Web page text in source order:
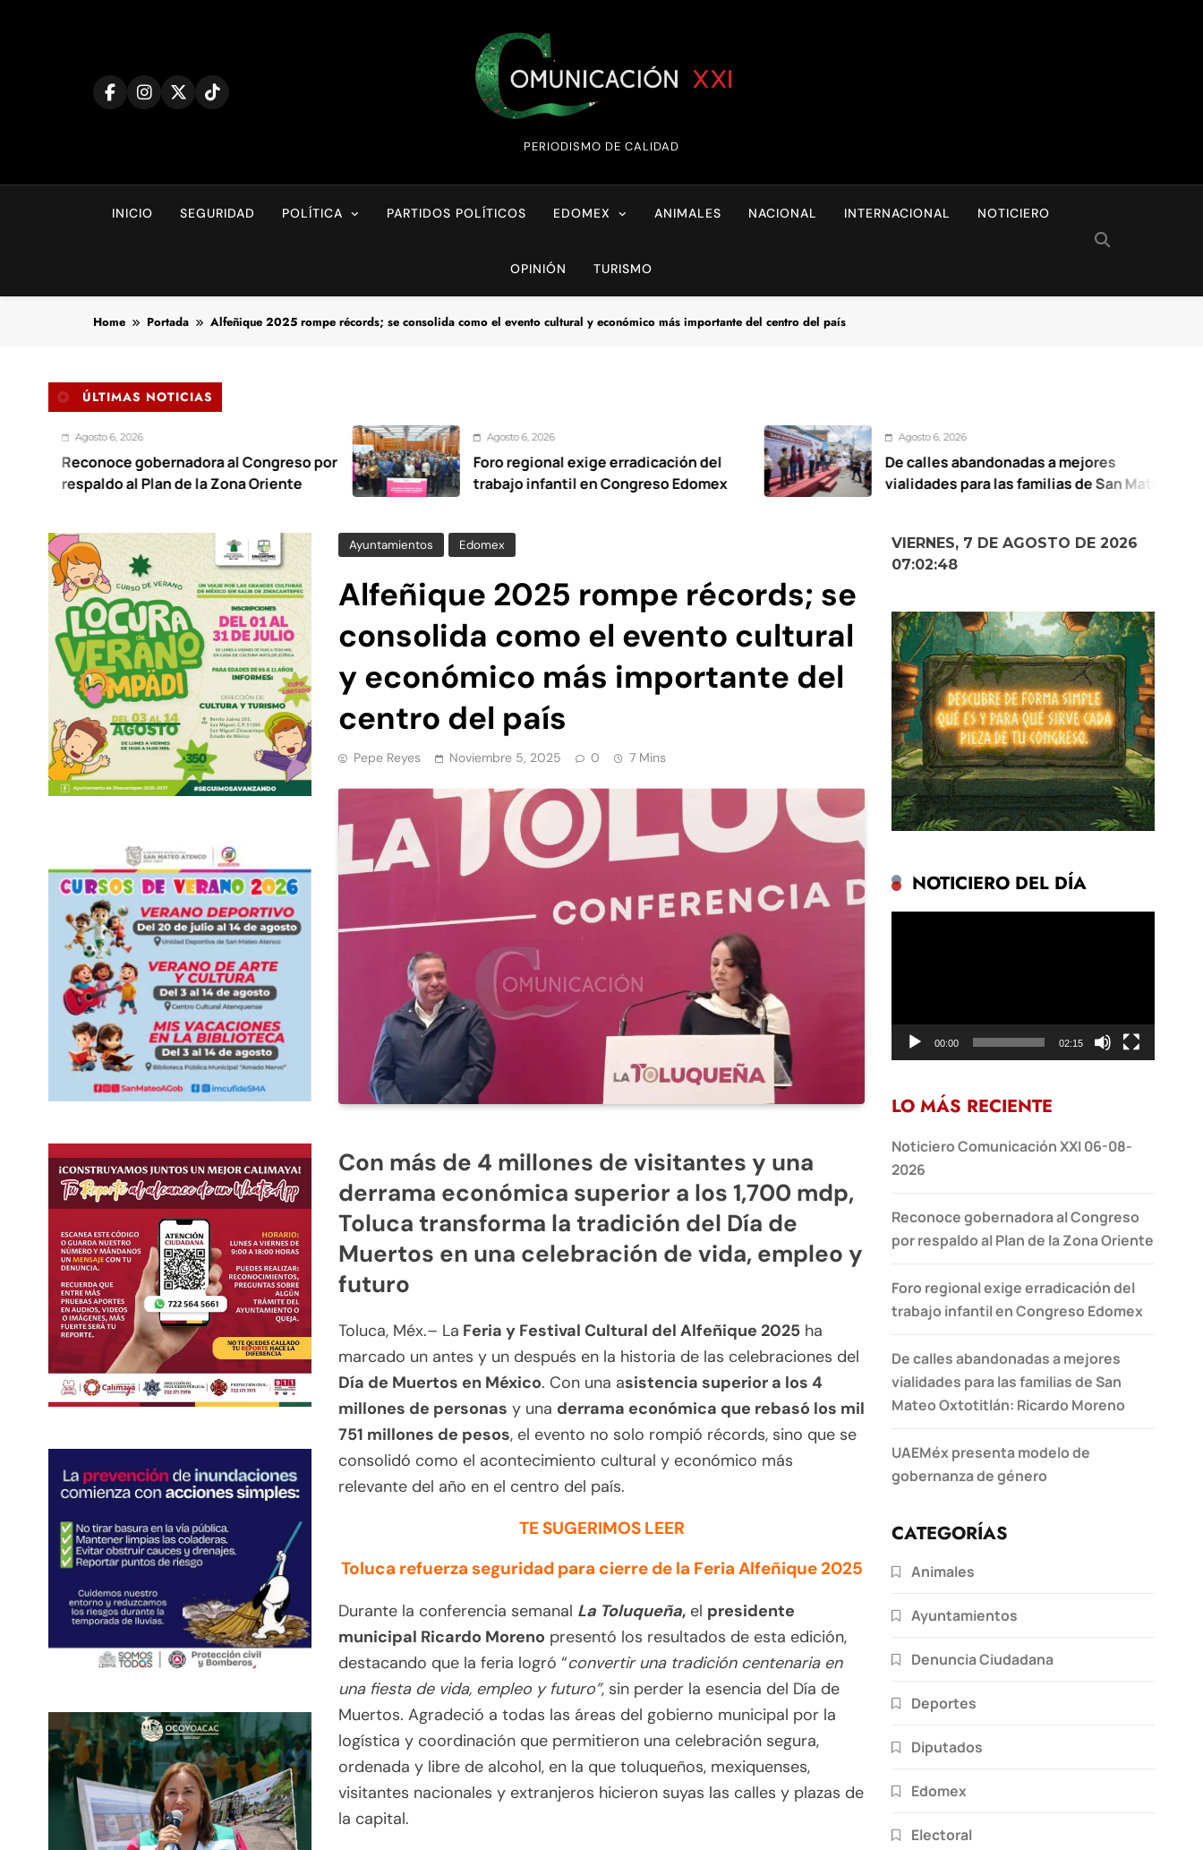
Comunicación XXI
PERIODISMO DE CALIDAD
INICIO SEGURIDAD POLÍTICA PARTIDOS POLÍTICOS EDOMEX ANIMALES NACIONAL INTERNACIONAL NOTICIERO
OPINIÓN TURISMO
Home Portada Alfeñique 2025 rompe récords; se consolida como el evento cultural y económico más importante del centro del país
ÚLTIMAS NOTICIAS
gobernadora al Congreso por
al Plan de la Zona Oriente
Agosto 6, 2026
Foro regional exige erradicación del
trabajo infantil en Congreso Edomex
Agosto 6, 2026
De calles abandonadas a mejores
vialidades para las familias de San Mateo
Ayuntamientos Edomex
Alfeñique 2025 rompe récords; se
consolida como el evento cultural
y económico más importante del
centro del país
Pepe Reyes Noviembre 5, 2025 0 7 Mins
Con más de 4 millones de visitantes y una
derrama económica superior a los 1,700 mdp,
Toluca transforma la tradición del Día de
Muertos en una celebración de vida, empleo y
futuro
Toluca, Méx.– La Feria y Festival Cultural del Alfeñique 2025 ha
marcado un antes y un después en la historia de las celebraciones del
Día de Muertos en México. Con una asistencia superior a los 4
millones de personas y una derrama económica que rebasó los mil
751 millones de pesos, el evento no solo rompió récords, sino que se
consolidó como el acontecimiento cultural y económico más
relevante del año en el centro del país.
TE SUGERIMOS LEER
Toluca refuerza seguridad para cierre de la Feria Alfeñique 2025
Durante la conferencia semanal La Toluqueña, el presidente
municipal Ricardo Moreno presentó los resultados de esta edición,
destacando que la feria logró “convertir una tradición centenaria en
una fiesta de vida, empleo y futuro”, sin perder la esencia del Día de
Muertos. Agradeció a todas las áreas del gobierno municipal por la
logística y coordinación que permitieron una celebración segura,
ordenada y libre de alcohol, en la que toluqueños, mexiquenses,
visitantes nacionales y extranjeros hicieron suyas las calles y plazas de
la capital.
VIERNES, 7 DE AGOSTO DE 2026
07:02:49
NOTICIERO DEL DÍA
00:00 02:15
LO MÁS RECIENTE
Noticiero Comunicación XXI 06-08-
2026
Reconoce gobernadora al Congreso
por respaldo al Plan de la Zona Oriente
Foro regional exige erradicación del
trabajo infantil en Congreso Edomex
De calles abandonadas a mejores
vialidades para las familias de San
Mateo Oxtotitlán: Ricardo Moreno
UAEMéx presenta modelo de
gobernanza de género
CATEGORÍAS
Animales
Ayuntamientos
Denuncia Ciudadana
Deportes
Diputados
Edomex
Electoral